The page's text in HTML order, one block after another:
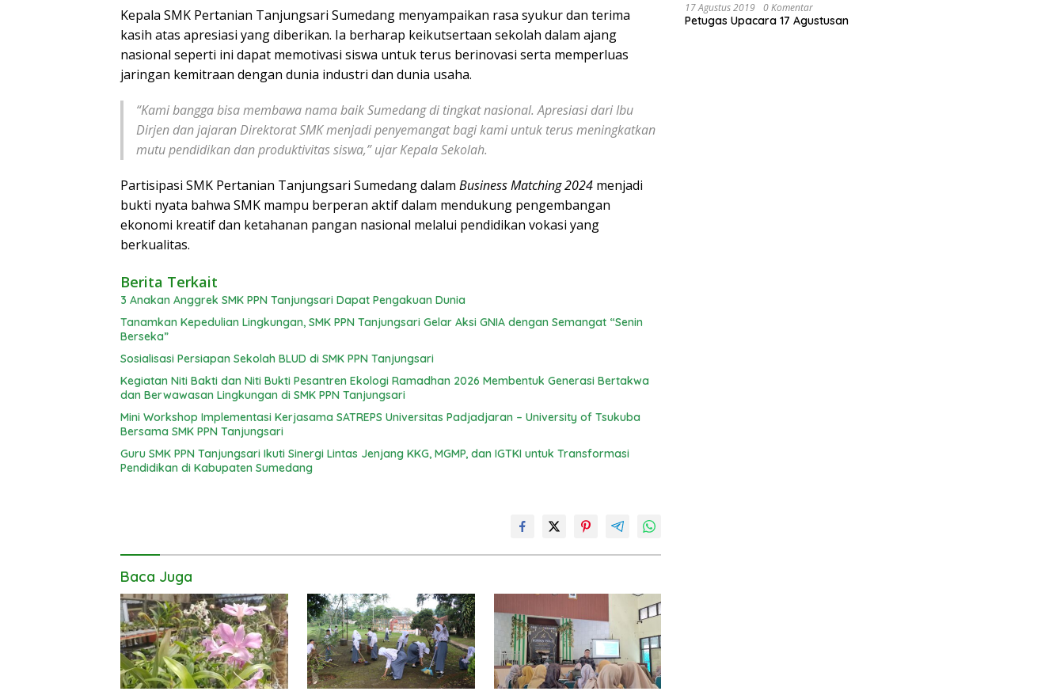
Kepala SMK Pertanian Tanjungsari Sumedang menyampaikan rasa syukur dan terima
kasih atas apresiasi yang diberikan. Ia berharap keikutsertaan sekolah dalam ajang
nasional seperti ini dapat memotivasi siswa untuk terus berinovasi serta memperluas
jaringan kemitraan dengan dunia industri dan dunia usaha.
“Kami bangga bisa membawa nama baik Sumedang di tingkat nasional. Apresiasi dari Ibu
Dirjen dan jajaran Direktorat SMK menjadi penyemangat bagi kami untuk terus meningkatkan
mutu pendidikan dan produktivitas siswa,” ujar Kepala Sekolah.
Partisipasi SMK Pertanian Tanjungsari Sumedang dalam Business Matching 2024 menjadi
bukti nyata bahwa SMK mampu berperan aktif dalam mendukung pengembangan
ekonomi kreatif dan ketahanan pangan nasional melalui pendidikan vokasi yang
berkualitas.
Berita Terkait
3 Anakan Anggrek SMK PPN Tanjungsari Dapat Pengakuan Dunia
Tanamkan Kepedulian Lingkungan, SMK PPN Tanjungsari Gelar Aksi GNIA dengan Semangat “Senin
Berseka”
Sosialisasi Persiapan Sekolah BLUD di SMK PPN Tanjungsari
Kegiatan Niti Bakti dan Niti Bukti Pesantren Ekologi Ramadhan 2026 Membentuk Generasi Bertakwa
dan Berwawasan Lingkungan di SMK PPN Tanjungsari
Mini Workshop Implementasi Kerjasama SATREPS Universitas Padjadjaran – University of Tsukuba
Bersama SMK PPN Tanjungsari
Guru SMK PPN Tanjungsari Ikuti Sinergi Lintas Jenjang KKG, MGMP, dan IGTKI untuk Transformasi
Pendidikan di Kabupaten Sumedang
Baca Juga
17 Agustus 2019 0 Komentar
Petugas Upacara 17 Agustusan